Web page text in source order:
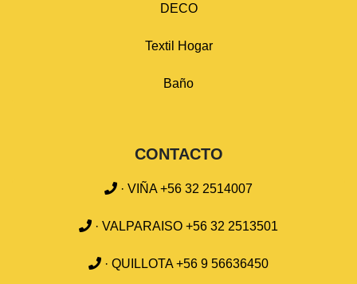
DECO
Textil Hogar
Baño
CONTACTO
· VIÑA +56 32 2514007
· VALPARAISO +56 32 2513501
· QUILLOTA +56 9 56636450